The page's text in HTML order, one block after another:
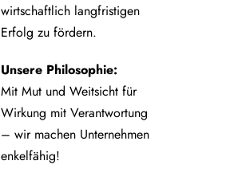
wirtschaftlich langfristigen
Erfolg zu fördern.
Unsere Philosophie:
Mit Mut und Weitsicht für
Wirkung mit Verantwortung
– wir machen Unternehmen
enkelfähig!